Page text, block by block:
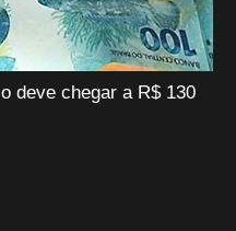
deve chegar a R$ 130